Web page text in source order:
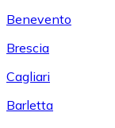
Benevento
Brescia
Cagliari
Barletta